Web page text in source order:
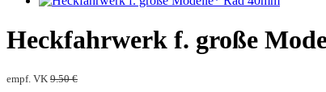
Heckfahrwerk f. große
empf. VK 9.50 €